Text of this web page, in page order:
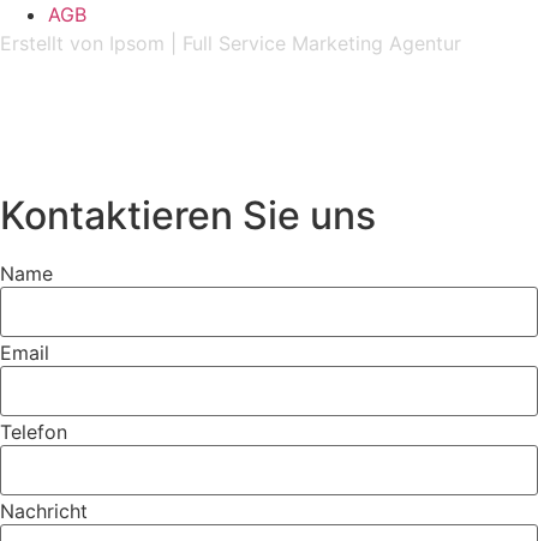
AGB
Erstellt von Ipsom Full Service Marketing Agentur
Kontaktieren Sie uns
Name
Email
Telefon
Nachricht